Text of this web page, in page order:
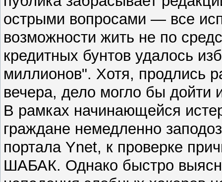
острыми вопросами — все
возможности жить не по
кредитных бунтов удалось
миллионов". Хотя, продлись
вечера, дело могло бы дойти
В рамках начинающейся
граждане немедленно
портала Ynet, к проверке
ШАБАК. Однако быстро